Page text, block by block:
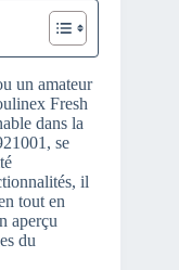
un amateur
Fresh
dans la
se
il
tout en
aperçu
du